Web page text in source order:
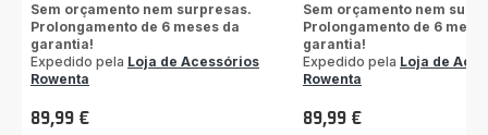
Sem orçamento nem surpresas.
Prolongamento de 6 meses da
garantia!
Expedido pela Loja de Acessórios
Rowenta
Preço
89,99 €
Sem orçamento nem
Prolongamento de 6
garantia!
Expedido pela Loja de
Rowenta
Preço
89,99 €